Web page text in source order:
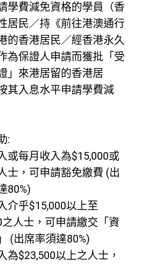
學費減免資格的學員（香
居民／持《前往港澳通行
的香港居民／經香港永久
為保證人申請而獲批「受
」來港居留的香港居
其入息水平申請學費減
:
或每月收入為$15,000或
士，可申請豁免繳費 (出
80%)
介乎$15,000以上至
之人士，可申請繳交「資
(出席率須達80%)
為$23,500以上之人士，